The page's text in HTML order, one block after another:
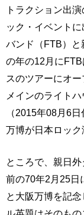
トラクション出
ック・イベント
バンド（FTB）と
の年の12月に
スのツアーにオ
メインのライト
（2015年08月6
万博が日本ロック
ところで、親日
前の70年2月25日
と大阪万博を記